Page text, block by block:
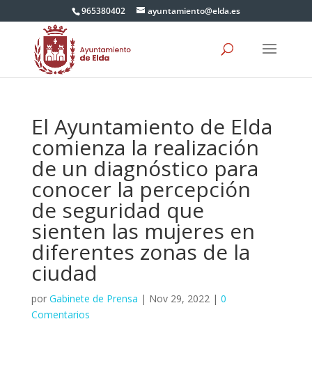
965380402 ayuntamiento@elda.es
El Ayuntamiento de Elda
comienza la realización
de un diagnóstico para
conocer la percepción
de seguridad que
sienten las mujeres en
diferentes zonas de la
ciudad
por Gabinete de Prensa | Nov 29, 2022| 0
Comentarios